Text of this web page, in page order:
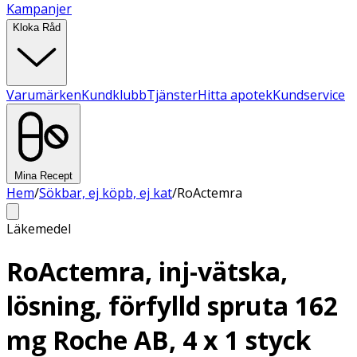
Kampanjer
Kloka Råd
VarumärkenKundklubbTjänsterHitta apotekKundservice
Mina Recept
Hem/Sökbar, ej köpb, ej kat/RoActemra
Läkemedel
RoActemra, inj-vätska,
lösning, förfylld spruta 162
mg Roche AB, 4 x 1 styck